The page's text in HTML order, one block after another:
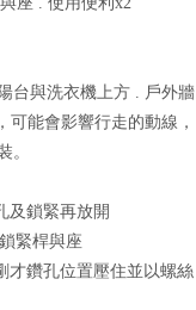
台與洗衣機上方 . 戶外牆
能會影響行走的動線，
。
及鎖緊再放開
緊桿與座
才鑽孔位置壓住並以螺絲